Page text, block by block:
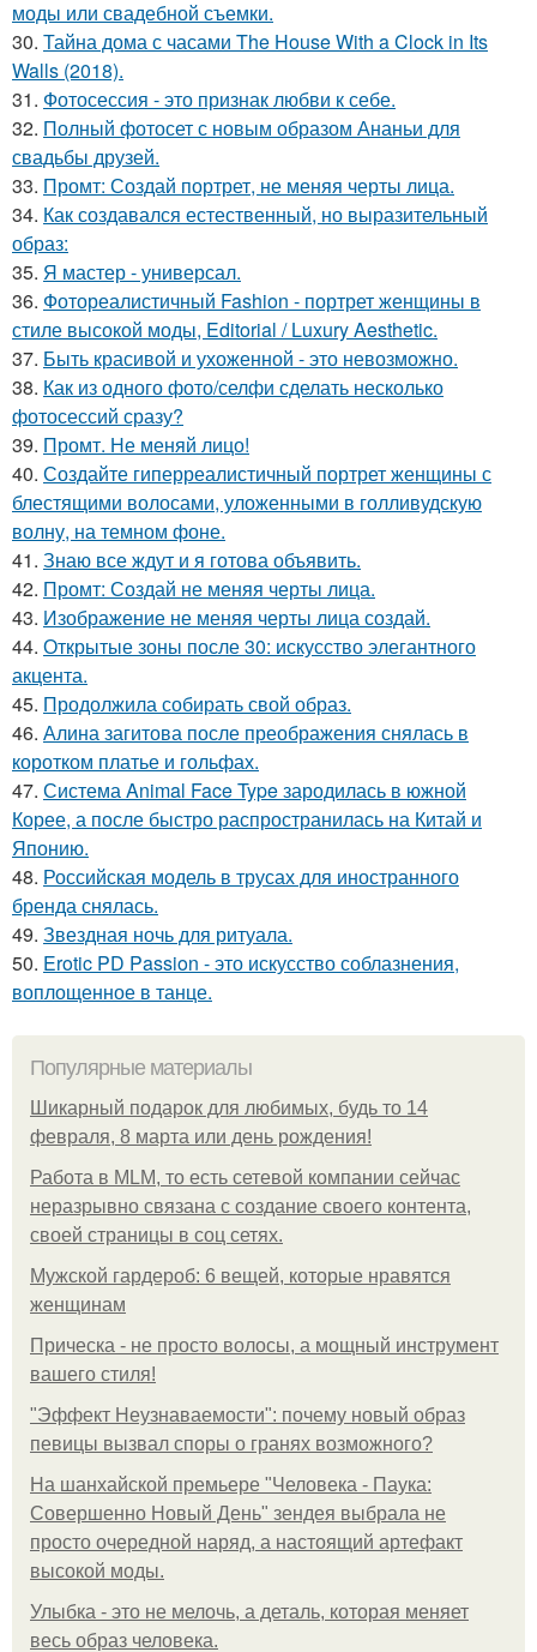
моды или свадебной съемки.
30. Тайна дома с часами The House With a Clock in Its
Walls (2018).
31. Фотосессия - это признак любви к себе.
32. Полный фотосет с новым образом Ананьи для
свадьбы друзей.
33. Промт: Создай портрет, не меняя черты лица.
34. Как создавался естественный, но выразительный
образ:
35. Я мастер - универсал.
36. Фотореалистичный Fashion - портрет женщины в
стиле высокой моды, Editorial / Luxury Aesthetic.
37. Быть красивой и ухоженной - это невозможно.
38. Как из одного фото/селфи сделать несколько
фотосессий сразу?
39. Промт. Не меняй лицо!
40. Создайте гиперреалистичный портрет женщины с
блестящими волосами, уложенными в голливудскую
волну, на темном фоне.
41. Знаю все ждут и я готова объявить.
42. Промт: Создай не меняя черты лица.
43. Изображение не меняя черты лица создай.
44. Открытые зоны после 30: искусство элегантного
акцента.
45. Продолжила собирать свой образ.
46. Алина загитова после преображения снялась в
коротком платье и гольфах.
47. Система Animal Face Type зародилась в южной
Корее, а после быстро распространилась на Китай и
Японию.
48. Российская модель в трусах для иностранного
бренда снялась.
49. Звездная ночь для ритуала.
50. Erotic PD Passion - это искусство соблазнения,
воплощенное в танце.
Популярные материалы
Шикарный подарок для любимых, будь то 14
февраля, 8 марта или день рождения!
Работа в MLM, то есть сетевой компании сейчас
неразрывно связана с создание своего контента,
своей страницы в соц сетях.
Мужской гардероб: 6 вещей, которые нравятся
женщинам
Прическа - не просто волосы, а мощный инструмент
вашего стиля!
"Эффект Неузнаваемости": почему новый образ
певицы вызвал споры о гранях возможного?
На шанхайской премьере "Человека - Паука:
Совершенно Новый День" зендея выбрала не
просто очередной наряд, а настоящий артефакт
высокой моды.
Улыбка - это не мелочь, а деталь, которая меняет
весь образ человека.